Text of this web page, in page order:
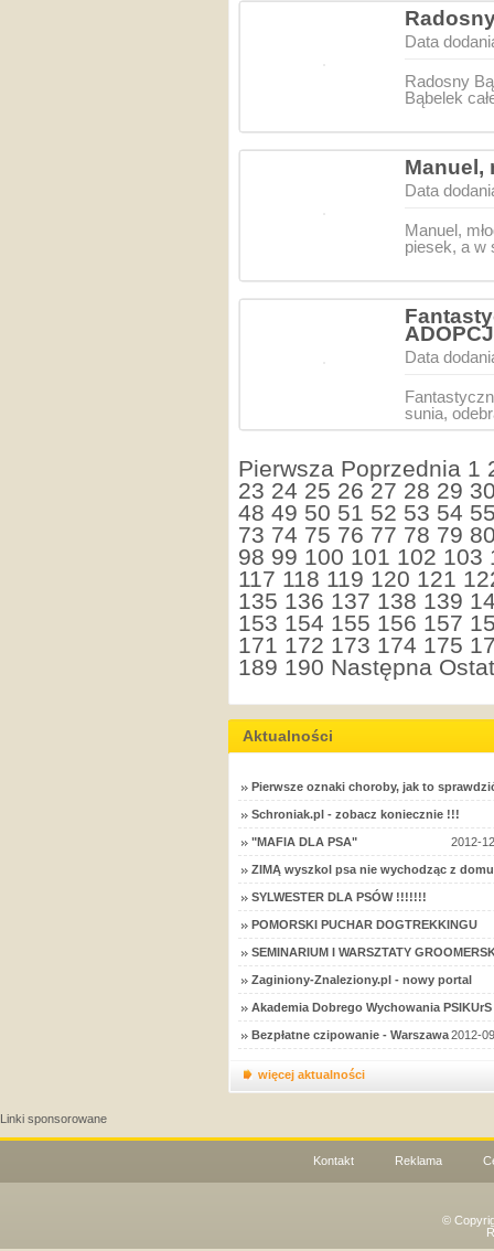
Data
Radosny
Bąbelek
Manuel,
Data
Manuel,
piesek, a w
Data
sunia,
Pierwsza Poprzednia 1
23 24 25 26 27 28 29
48 49 50 51 52 53 54
73 74 75 76 77 78 79
98 99 100 101 102 103
117 118 119 120 121
135 136 137 138 139
153 154 155 156 157
171 172 173 174 175
189 190 Następna
Aktualności
Pierwsze oznaki choroby, jak to
Schroniak.pl - zobacz koniecznie !!!
"MAFIA DLA PSA" 2012-
ZIMĄ wyszkol psa nie wychodząc z
SYLWESTER DLA PSÓW !!!!!!!
POMORSKI PUCHAR DOGTREKKINGU
SEMINARIUM I WARSZTATY
Zaginiony-Znaleziony.pl - nowy portal
Akademia Dobrego Wychowania
Bezpłatne czipowanie - Warszawa2012-
więcej aktualności
Linki sponsorowane
Kontakt Reklama
©